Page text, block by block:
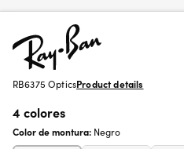
RB6375 OpticsProduct details
4 colores
Color de montura: Negro